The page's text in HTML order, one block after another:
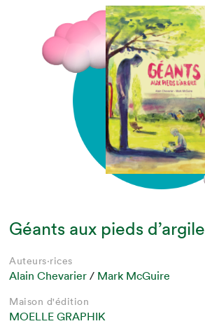
Géants aux pieds d’argile
Auteurs·rices
Alain Chevarier / Mark McGuire
Maison d'édition
MOELLE GRAPHIK